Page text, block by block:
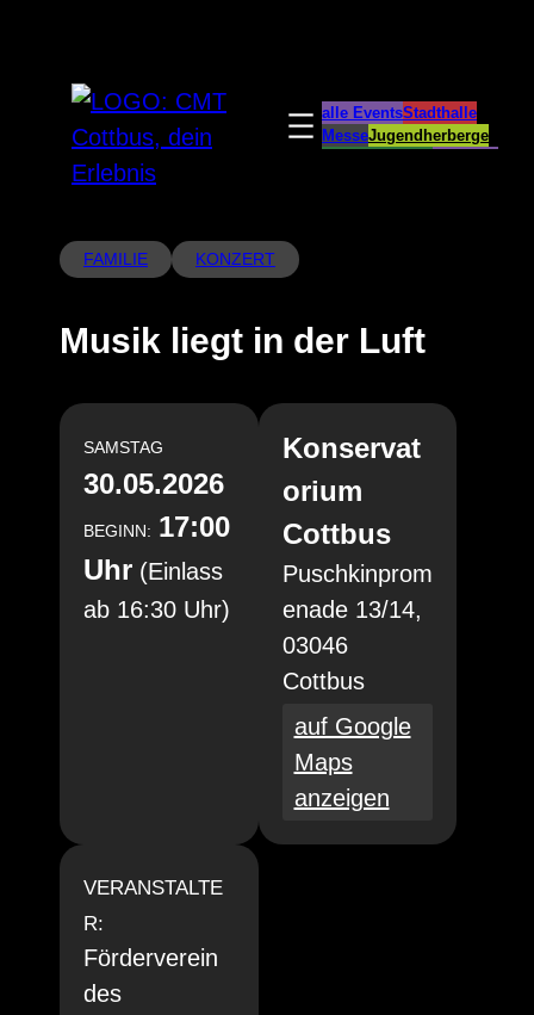
springen
alle EventsStadthalle
MesseJugendherberge
FAMILIE KONZERT
Musik liegt in der Luft
SAMSTAG
30.05.2026
BEGINN: 17:00
Uhr (Einlass
ab 16:30 Uhr)
Konservat
orium
Cottbus
Puschkinprom
enade 13/14,
03046
Cottbus
auf Google
Maps
anzeigen
VERANSTALTE
R:
Förderverein
des